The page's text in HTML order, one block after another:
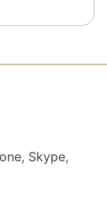
Skype,